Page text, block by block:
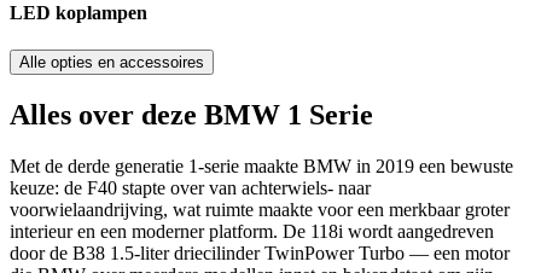
LED koplampen
Alle opties en accessoires
Alles over deze BMW 1 Serie
Met de derde generatie 1-serie maakte BMW in 2019 een bewuste
keuze: de F40 stapte over van achterwiels- naar
voorwielaandrijving, wat ruimte maakte voor een merkbaar groter
interieur en een moderner platform. De 118i wordt aangedreven
door de B38 1.5-liter driecilinder TwinPower Turbo — een motor